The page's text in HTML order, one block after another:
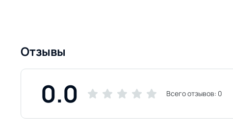
Отзывы
0.0 Всего отзывов: 0